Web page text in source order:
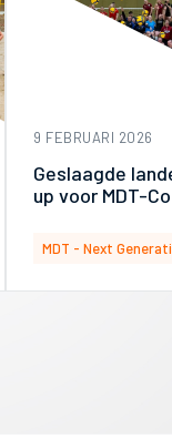
9 FEBRUARI 2026
Geslaagde
up voor MDT-
MDT - Next